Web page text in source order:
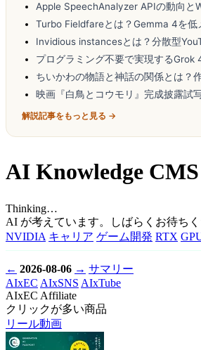
Apple SpeechAnalyzer APIの動向と
Turbo Fieldfareとは？Gemma 4を
Invidious instancesとは？分散型
プログラミング不要で実現する
ちいかわの物語と神話の関係とは？
映画『白鳥とコウモリ』完成披露試
解説記事をもっと見る →
AI Knowledge
Thinking…
AI が考えています。しばらくお待ちく
NVIDIA キャリア ゲーム開発 RTX
← 2026-08-06 → サマリー
AIxEC AIxSNS AIxTube
AIxEC Affiliate
クリックが多い商品
リール動画